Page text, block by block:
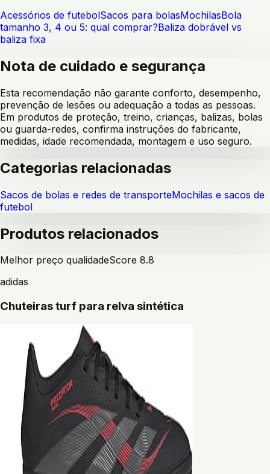
Acessórios de futebolSacos para bolasMochilasBola
tamanho 3, 4 ou 5: qual comprar?Baliza dobrável vs
baliza fixa
Nota de cuidado e segurança
Esta recomendação não garante conforto, desempenho,
prevenção de lesões ou adequação a todas as pessoas.
Em produtos de proteção, treino, crianças, balizas, bolas
ou guarda-redes, confirma instruções do fabricante,
medidas, idade recomendada, montagem e uso seguro.
Categorias relacionadas
Sacos de bolas e redes de transporteMochilas e sacos de
futebol
Produtos relacionados
Melhor preço qualidadeScore 8.8
adidas
Chuteiras turf para relva sintética